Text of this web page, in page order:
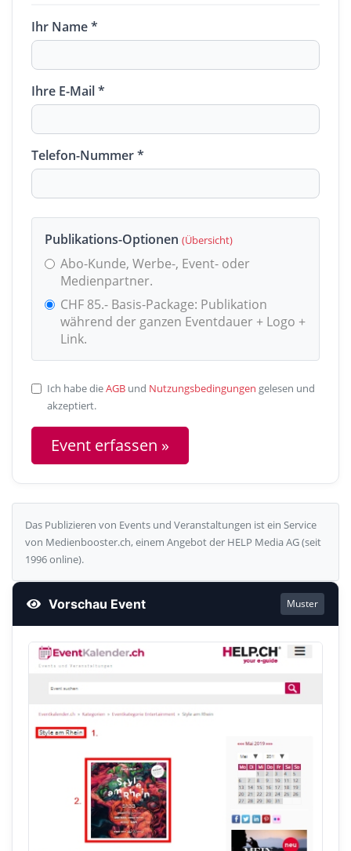
Ihr Name *
Ihre E-Mail *
Telefon-Nummer *
Publikations-Optionen (Übersicht)
Abo-Kunde, Werbe-, Event- oder
Medienpartner.
CHF 85.- Basis-Package: Publikation
während der ganzen Eventdauer + Logo +
Link.
Ich habe dieAGB und Nutzungsbedingungen gelesen und
akzeptiert.
Das Publizieren von Events und Veranstaltungen ist ein Service
von Medienbooster.ch, einem Angebot der HELP Media AG (seit
1996 online).
Vorschau Event Muster